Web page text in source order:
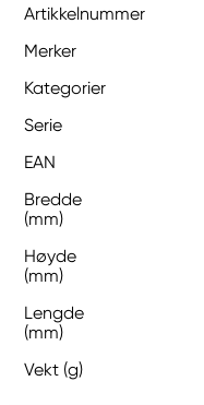
Artikkelnummer
Merker
Kategorier
Serie
EAN
Bredde
(mm)
Høyde
(mm)
Lengde
(mm)
Vekt (g)